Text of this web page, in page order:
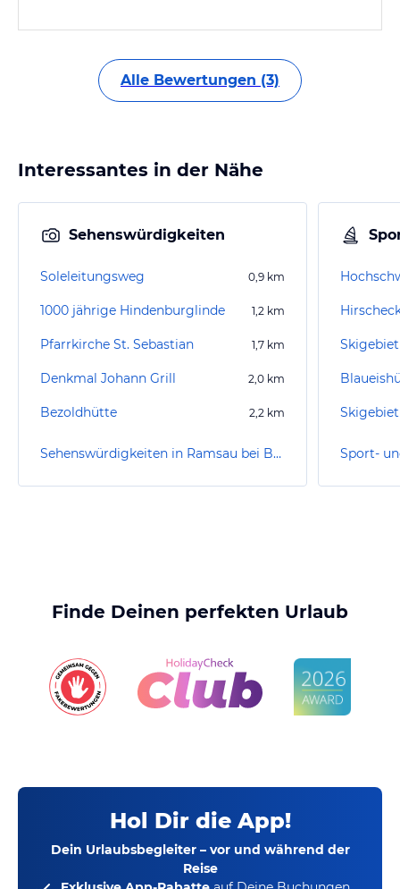
Alle Bewertungen (3)
Interessantes in der Nähe
Sehenswürdigkeiten
Soleleitungsweg 0,9 km
1000 jährige Hindenburglinde 1,2 km
Pfarrkirche St. Sebastian 1,7 km
Denkmal Johann Grill 2,0 km
Bezoldhütte 2,2 km
Sehenswürdigkeiten in Ramsau bei Berchtesgaden
Finde Deinen perfekten Urlaub
Hol Dir die App!
Dein Urlaubsbegleiter – vor und während der
Reise